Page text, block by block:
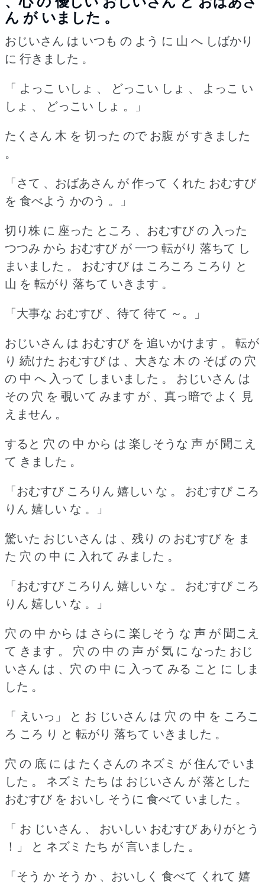
ん が いました 。
おじいさん は いつも の よう に 山 へ しばかり
に 行きました 。
「 よっこ いしょ 、 どっこい しょ 、 よっこ い
しょ 、 どっこい しょ 。」
たくさん 木 を 切った ので お腹 が すきました
。
「さて 、おばあさん が 作って くれた おむすび
を 食べよう かのう 。」
切り株 に 座った ところ 、おむすび の 入った
つつみ から おむすび が 一つ 転がり 落ちて し
まいました 。
おむすび は ころころ ころり と
山 を 転がり 落ちて いきます 。
「大事な おむすび 、待て 待て ～。」
おじいさん は おむすび を 追いかけます 。
転が
り 続けた おむすび は 、大きな 木 の そば の 穴
の 中 へ 入って しまいました 。
おじいさん は
その 穴 を 覗いて みます が 、真っ暗で よく 見
えません 。
すると 穴 の 中 から は 楽しそうな 声 が 聞こえ
て きました 。
「おむすび ころりん 嬉しい な 。
おむすび ころ
りん 嬉しい な 。」
驚いた おじいさん は 、残り の おむすび を ま
た 穴 の 中 に 入れて みました 。
「おむすび ころりん 嬉しい な 。
おむすび ころ
りん 嬉しい な 。」
穴 の 中 から は さらに 楽しそう な 声 が 聞こえ
て きます 。
穴 の 中 の 声 が 気 に なった おじ
いさん は 、穴 の 中 に 入って みる こと に しま
した 。
「 えいっ」 と お じいさん は 穴 の 中 を ころこ
ろ ころ り と 転がり 落ちて いきました 。
穴 の 底 に は たくさんの ネズミ が 住んで いま
した 。
ネズミ たち は おじいさん が 落とした
おむすび を おいし そうに 食べて いました 。
「 お じいさん 、 おいしい おむすび ありがとう
！」 と ネズミ たち が 言いました 。
「そう か そう か 、おいしく 食べて くれて 嬉